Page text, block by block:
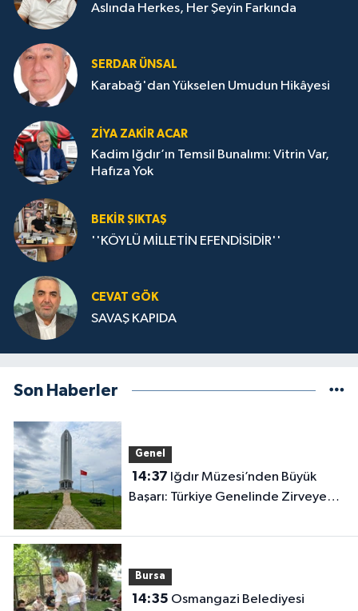
Aslında Herkes, Her Şeyin Farkında
SERDAR ÜNSAL
Karabağ'dan Yükselen Umudun Hikâyesi
ZIYA ZAKIR ACAR
Kadim Iğdır’ın Temsil Bunalımı: Vitrin Var,
Hafıza Yok
BEKIR ŞIKTAŞ
''KÖYLÜ MİLLETİN EFENDİSİDİR''
CEVAT GÖK
SAVAŞ KAPIDA
Son Haberler
Genel
14:37
Başarı: Türkiye Genelinde Zirveye
Bursa
14:35